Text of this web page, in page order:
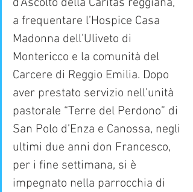
a frequentare l’Hospice Casa
Madonna dell’Uliveto di
Montericco e la comunità del
Carcere di Reggio Emilia. Dopo
aver prestato servizio nell’unità
pastorale “Terre del Perdono” di
San Polo d’Enza e Canossa, negli
ultimi due anni don Francesco,
per i fine settimana, si è
impegnato nella parrocchia di